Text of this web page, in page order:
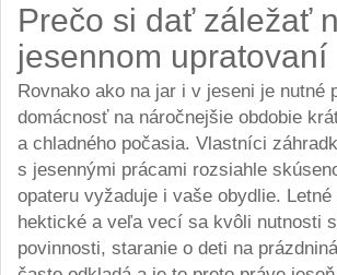
Prečo si dať záležať
jesennom upratovaní
Rovnako ako na jar i v jeseni je nutné
domácnosť na náročnejšie obdobie
a chladného počasia. Vlastníci
s jesennými prácami rozsiahle
opateru vyžaduje i vaše obydlie.
hektické a veľa vecí sa kvôli nutnosti
povinnosti, staranie o deti na